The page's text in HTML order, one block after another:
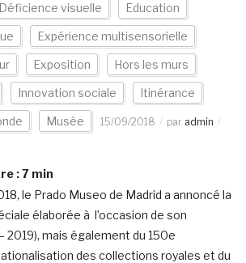
Déficience visuelle Education
Expérience multisensorielle
Exposition Hors les murs
Innovation sociale Itinérance
Musée 15/09/2018 par admin
:7 min
le Prado Museo de Madrid a annoncé la
élaborée à l’occasion de son
2019), mais également du 150e
des collections royales et du